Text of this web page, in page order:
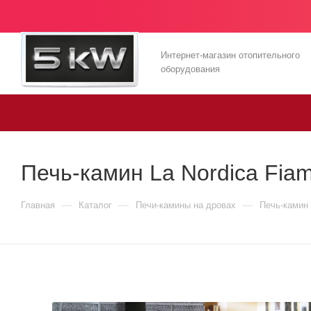
Интернет-магазин отопительного
оборудования
Печь-камин La Nordica
Главная — Каталог — Печи-камины на дровах — Печь-